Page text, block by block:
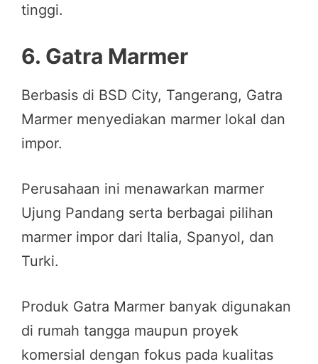
tinggi.
6. Gatra Marmer
Berbasis di BSD City, Tangerang, Gatra
Marmer menyediakan marmer lokal dan
impor.
Perusahaan ini menawarkan marmer
Ujung Pandang serta berbagai pilihan
marmer impor dari Italia, Spanyol, dan
Turki.
Produk Gatra Marmer banyak digunakan
di rumah tangga maupun proyek
komersial dengan fokus pada kualitas